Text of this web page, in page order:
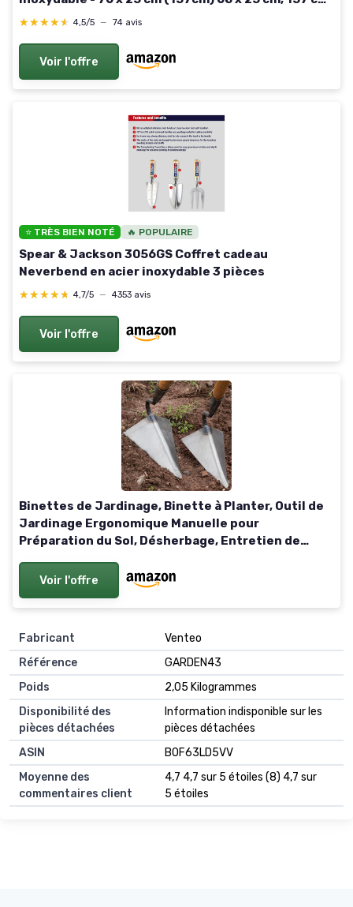
1
★★★★★
★★★★★ 4,5/5 — 74 avis
Voir l'offre
⭐ TRÈS BIEN NOTÉ 🔥 POPULAIRE
Spear & Jackson 3056GS Coffret cadeau
Neverbend en acier inoxydable 3 pièces
★★★★★
★★★★★ 4,7/5 — 4353 avis
Voir l'offre
Binettes de Jardinage, Binette à Planter, Outil de
Jardinage Ergonomique Manuelle pour
Préparation du Sol, Désherbage, Entretien de
Voir l'offre
Fabricant
‎Venteo
Référence
‎GARDEN43
Poids
‎2,05 Kilogrammes
Disponibilité des
pièces détachées
‎Information indisponible sur les
pièces détachées
ASIN
B0F63LD5VV
Moyenne des
commentaires client
4,7 4,7 sur 5 étoiles (8) 4,7 sur
5 étoiles